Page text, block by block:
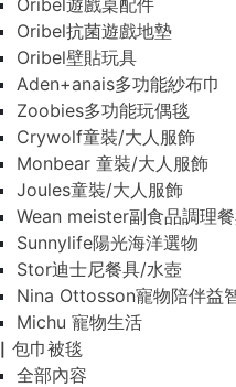
Oribel遊戲桌配件
Oribel抗菌遊戲地墊
Oribel壁貼玩具
Aden+anais多功能紗布巾
Zoobies多功能玩偶毯
Crywolf童裝/大人服飾
Monbear 童裝/大人服飾
Joules童裝/大人服飾
Wean meister副食品調理
Sunnylife陽光海洋選物
Stor迪士尼餐具/水壺
Nina Ottosson寵物陪伴益
Michu 寵物生活
▏包巾被毯
全部內容